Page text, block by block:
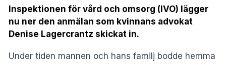
Inspektionen för vård och omsorg (IVO) lägger
nu ner den anmälan som kvinnans advokat
Denise Lagercrantz skickat in.
Under tiden mannen och hans familj bodde hemma